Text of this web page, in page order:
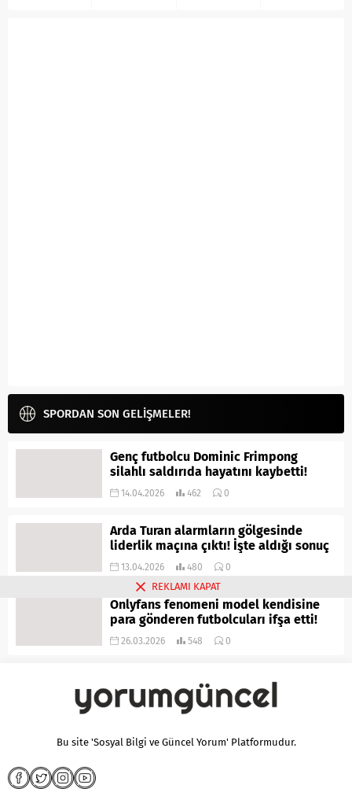
SPORDAN SON GELİŞMELER!
Genç futbolcu Dominic Frimpong
silahlı saldırıda hayatını kaybetti!
14.04.2026 462 0
Arda Turan alarmların gölgesinde
liderlik maçına çıktı! İşte aldığı sonuç
13.04.2026 480 0
Onlyfans fenomeni model kendisine
para gönderen futbolcuları ifşa etti!
26.03.2026 548 0
Bu site 'Sosyal Bilgi ve Güncel Yorum' Platformudur.
REKLAMI KAPAT